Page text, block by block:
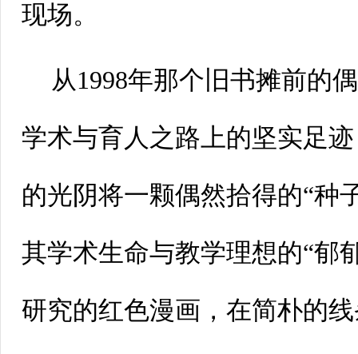
现场。
从1998年那个旧书摊前的
学术与育人之路上的坚实足
的光阴将一颗偶然拾得的“种
其学术生命与教学理想的“郁
研究的红色漫画，在简朴的